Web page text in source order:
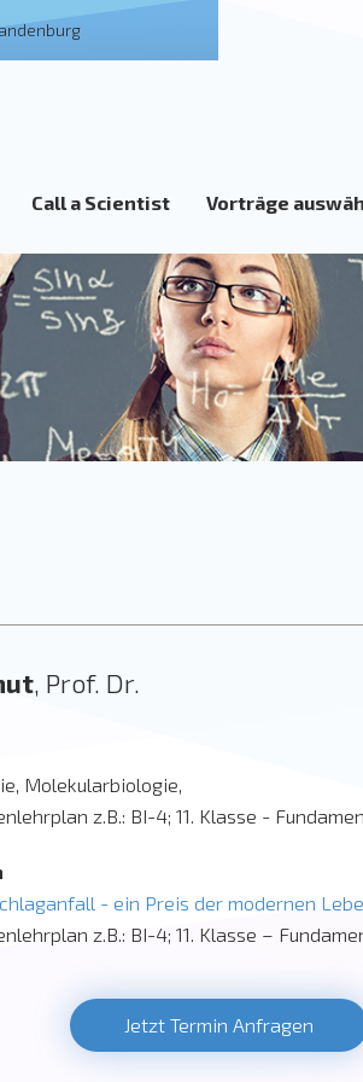
Call a Scientist Vorträge
, Prof. Dr.
Molekularbiologie,
z.B.: BI-4; 11. Klasse -
- ein Preis der modernen
z.B.: BI-4; 11. Klasse –
Jetzt Termin Anfragen